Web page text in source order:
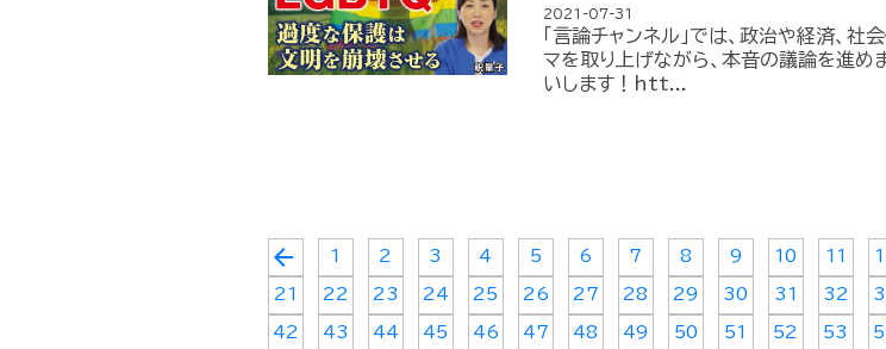
2021-07-31
「言論チャンネル」では、政治や経済、
マを取り上げながら、本音の議論を進
いします！htt...
arrow_back 1 2 3 4 5 6 7 8 9 10 11
21 22 23 24 25 26 27 28 29 30 31 32
42 43 44 45 46 47 48 49 50 51 52 53